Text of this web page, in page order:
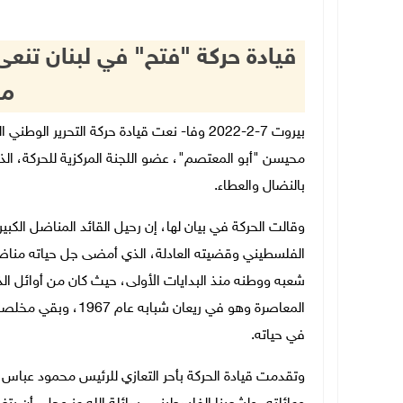
قيادة حركة "فتح" في لبنان
بيروت 7-2-2022 وفا- نعت قيادة حركة
محيسن "أبو المعتصم"، عضو اللجنة المركزية للحركة،
بالنضال والعطاء.
وقالت الحركة في بيان لها، إن رحيل القائد المناضل
الفلسطيني وقضيته العادلة، الذي أمضى جل حياته
شعبه ووطنه منذ البدايات الأولى، حيث كان من أوائل
المعاصرة وهو في
في حياته.
وتقدمت قيادة الحركة بأحر التعازي للرئيس محمود عباس